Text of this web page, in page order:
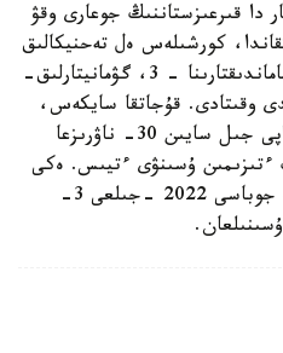
دا قىرعىزستاننىڭ جوعارى وقۋ
كورشىلەس ەل تەحنيكالىق
ماماندىقتارعا – 4، مەديتسينا ماماندىقتارىنا – 3، گۋمانيتارلىق-
ماماندىقتارىنا 3 ادامدى وقىتادى. قۇجاتقا سايكەس،
قازاقستان مەن قىرعىزستان تاراپى جىل سايىن 30- ناۋرىزعا
ءتىزىمىن ۇسىنۋى ءتيىس. ەكى
ەل ۇكىمەتى اراسىنداعى قۇجات جوباسى 2022 -جىلعى 3-
ۇسىنىلعان.